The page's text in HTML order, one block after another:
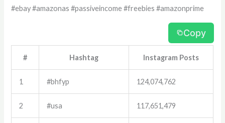
#ebay #amazonas #passiveincome #freebies #amazonprime
Copy
# Hashtag Instagram Posts
1 #bhfyp 124,074,762
2 #usa 117,651,479